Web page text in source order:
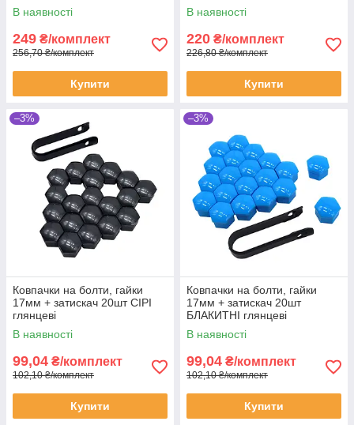
В наявності
249 ₴/комплект
256,70 ₴/комплект
Купити
В наявності
220 ₴/комплект
226,80 ₴/комплект
Купити
–3%
Ковпачки на болти, гайки
17мм + затискач 20шт СІРІ
глянцеві
В наявності
99,04 ₴/комплект
102,10 ₴/комплект
Купити
–3%
Ковпачки на болти, гайки
17мм + затискач 20шт
БЛАКИТНІ глянцеві
В наявності
99,04 ₴/комплект
102,10 ₴/комплект
Купити